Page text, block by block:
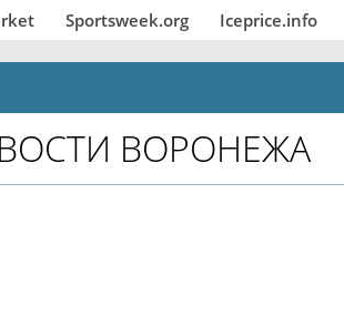
Sportsweek.org Iceprice.info
ВОРОНЕЖА